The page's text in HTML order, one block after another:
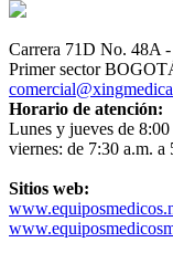
Carrera 71D No. 48A
Primer sector
Horario de atención:
Lunes y jueves de
viernes: de 7:30 a.m. a
Sitios web: